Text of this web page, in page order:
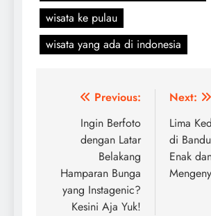
wisata ke pulau
wisata yang ada di indonesia
NavigasiPrevious:
Ingin Berfoto
dengan Latar
Belakang
Hamparan Bunga
yang Instagenic?
Kesini Aja Yuk!
Next:
Lima
di
Enak